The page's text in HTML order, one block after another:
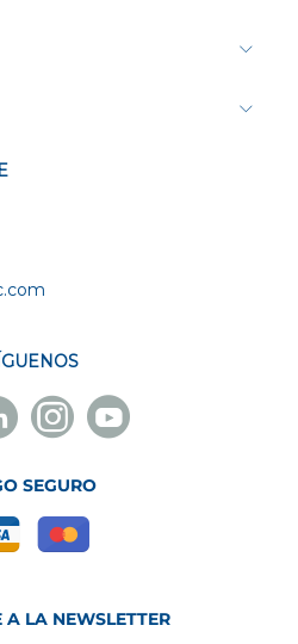
Instagram
Novelec
Youtube
Novelec
SEGURO
A LA NEWSLETTER